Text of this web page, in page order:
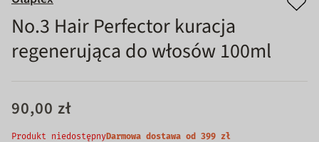
No.3 Hair Perfector kuracja
regenerująca do włosów 100ml
90,00 zł
Produkt niedostępnyDarmowa dostawa od 399 zł